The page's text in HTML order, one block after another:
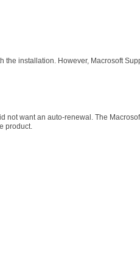
installation. However, Macrosoft
not want an auto-renewal. The
product.